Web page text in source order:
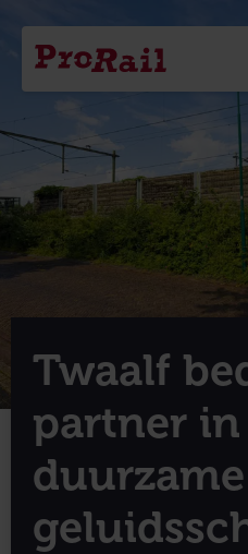
Navigatie
Homepage
ProRail
Twaalf
partner
duurzame